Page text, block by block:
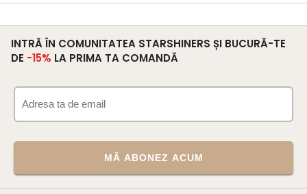
INTRĂ ÎN COMUNITATEA STARSHINERS ȘI BUCURĂ-TE
DE -15% LA PRIMA TA COMANDĂ
MĂ ABONEZ ACUM